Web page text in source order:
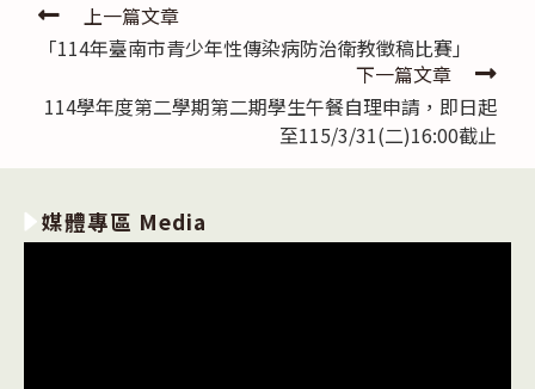
Read
more
articles
上一篇文章
「114年臺南市青少年性傳染病防治衛教徵稿比賽」
下一篇文章
114學年度第二學期第二期學生午餐自理申請，即日起
至115/3/31(二)16:00截止
媒體專區 Media